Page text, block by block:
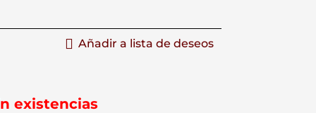
Añadir a lista de deseos
existencias